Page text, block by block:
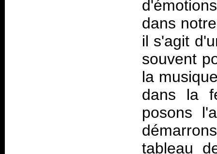
dans
il s'agit
souvent
la
dans la
posons
tableau